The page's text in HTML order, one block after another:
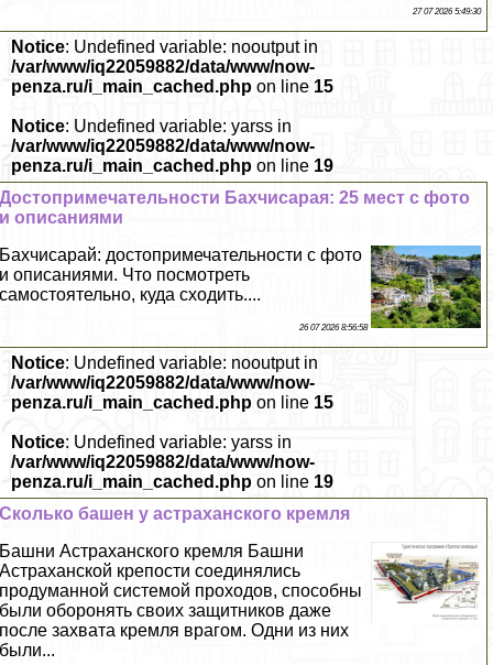
27 07 2026 5:49:30
Notice: Undefined variable: nooutput in
/var/www/iq22059882/data/www/now-
penza.ru/i_main_cached.php on line 15
Notice: Undefined variable: yarss in
/var/www/iq22059882/data/www/now-
penza.ru/i_main_cached.php on line 19
Достопримечательности Бахчисарая: 25 мест с фото
и описаниями
Бахчисарай: достопримечательности с фото
и описаниями. Что посмотреть
самостоятельно, куда сходить....
26 07 2026 8:56:58
Notice: Undefined variable: nooutput in
/var/www/iq22059882/data/www/now-
penza.ru/i_main_cached.php on line 15
Notice: Undefined variable: yarss in
/var/www/iq22059882/data/www/now-
penza.ru/i_main_cached.php on line 19
Сколько башен у астpaxaнского кремля
Башни Астpaxaнского кремля Башни
Астpaxaнской крепости соединялись
продуманной системой проходов, способны
были оборонять своих защитников даже
после захвата кремля врагом. Одни из них
были...